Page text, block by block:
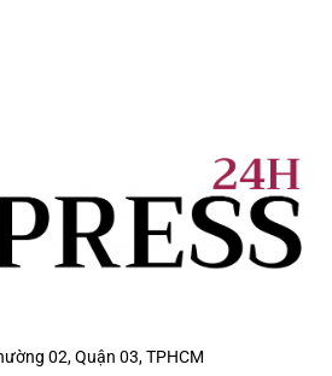
02, Quận 03, TPHCM